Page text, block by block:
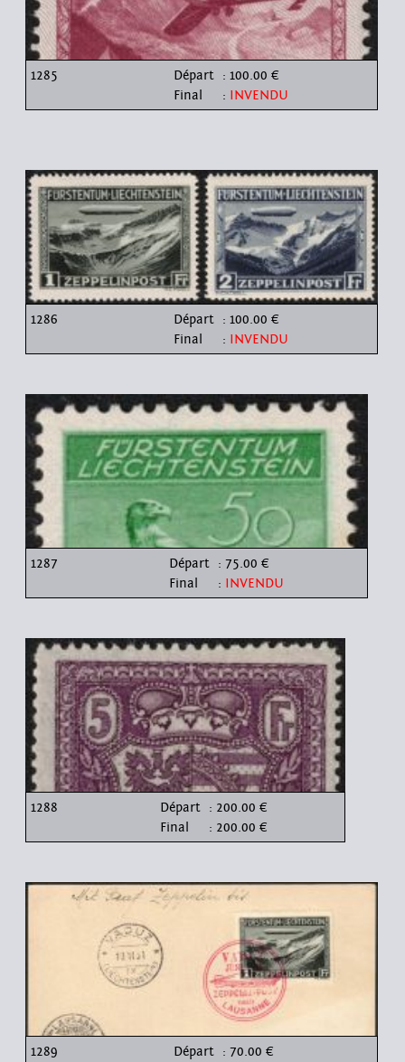
1285 Départ : 100.00 €
Final
: INVENDU
1286 Départ : 100.00 €
Final
: INVENDU
1287 Départ : 75.00 €
Final
: INVENDU
1288 Départ : 200.00 €
Final
: 200.00 €
1289 Départ : 70.00 €